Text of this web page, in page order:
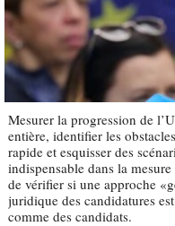
Mesurer la progression de
entière, identifier les
rapide et esquisser des
indispensable dans la
de vérifier si une approche
juridique des candidatures
comme des candidats.